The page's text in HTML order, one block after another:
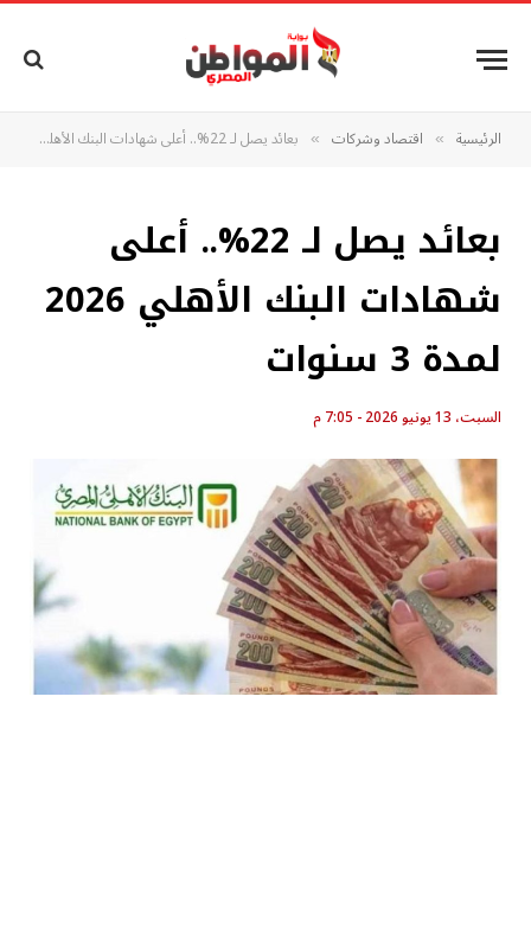
الرئيسية » اقتصاد وشركات » بعائد يصل لـ 22%.. أعلى شهادات البنك الأهلي 2026 لمدة 3 سنوات
بعائد يصل لـ 22%.. أعلى
شهادات البنك الأهلي 2026
لمدة 3 سنوات
السبت، 13 يونيو 2026 - 7:05 م